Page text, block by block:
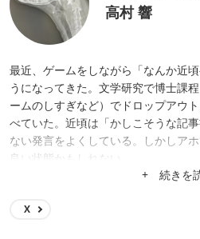
高村 響
最近、ゲームをしながら「なんか近
うになってきた。文学研究で博士課
ームのしすぎなど）でドロップアウ
べていた。近頃は「かしこそうな記
ない発言をよくしている。しかしア
良い状態かもしれない……。
+ 続きを
X